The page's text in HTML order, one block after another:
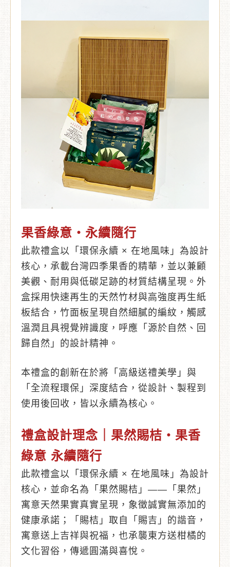
果香綠意・永續隨行
此款禮盒以「環保永續 × 在地風味」為設計
核心，承載台灣四季果香的精華，並以兼顧
美觀、耐用與低碳足跡的材質結構呈現。外
盒採用快速再生的天然竹材與高強度再生紙
板結合，竹面板呈現自然細膩的編紋，觸感
溫潤且具視覺辨識度，呼應「源於自然、回
歸自然」的設計精神。
本禮盒的創新在於將「高級送禮美學」與
「全流程環保」深度結合，從設計、製程到
使用後回收，皆以永續為核心。
禮盒設計理念｜果然賜桔・果香
綠意 永續隨行
此款禮盒以「環保永續 × 在地風味」為設計
核心，並命名為「果然賜桔」——「果然」
寓意天然果實真實呈現，象徵誠實無添加的
健康承諾；「賜桔」取自「賜吉」的諧音，
寓意送上吉祥與祝福，也承襲東方送柑橘的
文化習俗，傳遞圓滿與喜悅。